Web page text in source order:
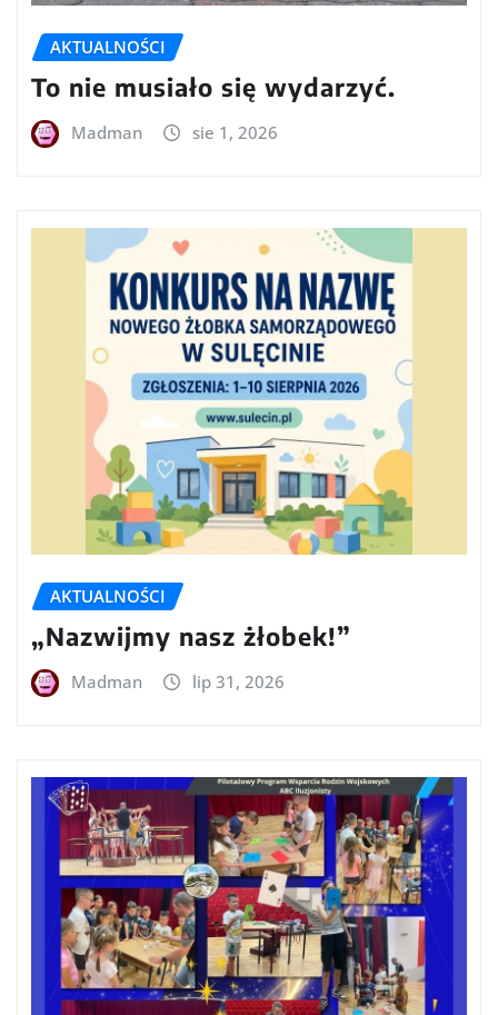
AKTUALNOŚCI
To nie musiało się wydarzyć.
Madman sie 1, 2026
AKTUALNOŚCI
„Nazwijmy nasz żłobek!”
Madman lip 31, 2026